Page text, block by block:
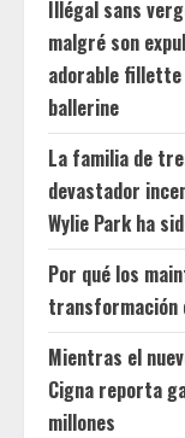
Illégal sans
malgré son
adorable fillette
ballerine
La familia de
devastador
Wylie Park ha
Por qué los
transformación
Mientras el
Cigna reporta
millones